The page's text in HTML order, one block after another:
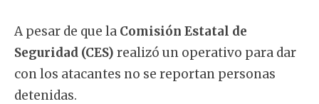
A pesar de que la Comisión Estatal de
Seguridad (CES) realizó un operativo para dar
con los atacantes no se reportan personas
detenidas.